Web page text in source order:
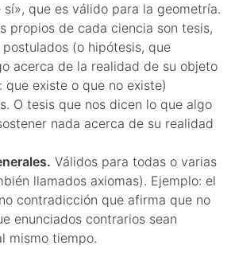
sí», que es válido para la geometría.
propios de cada ciencia son tesis,
(o hipótesis, que
acerca de la realidad de su objeto
que existe o que no existe)
O tesis que nos dicen lo que algo
nada acerca de su realidad
Válidos para todas o varias
llamados axiomas). Ejemplo: el
contradicción que afirma que no
enunciados contrarios sean
mismo tiempo.